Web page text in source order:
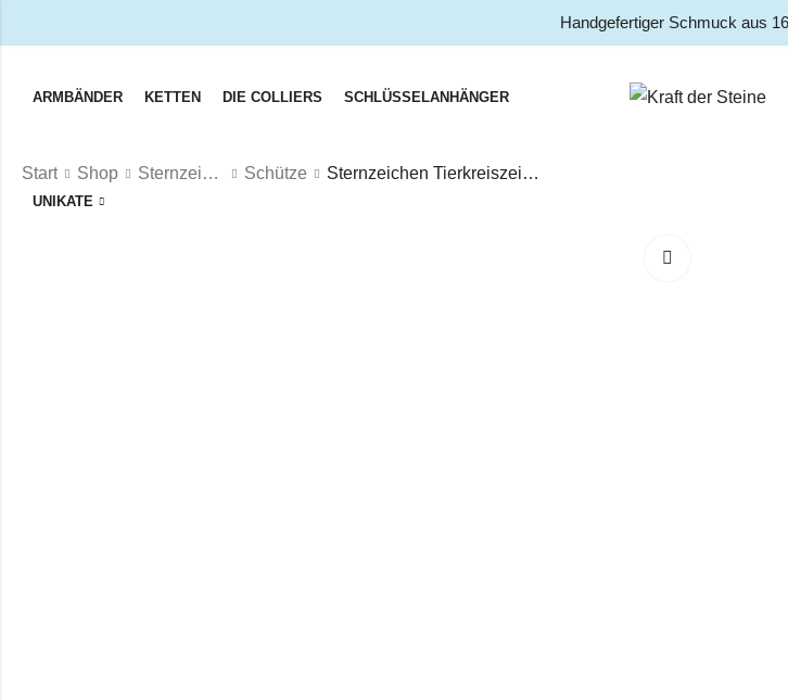
Handgefertiger Schmuck aus
ARMBÄNDER KETTEN DIE COLLIERS SCHLÜSSELANHÄNGER
UNIKATE
Start Shop Sternzeichen Schütze Sternzeichen Tierkreiszeichen Schütze Silber Armband 3 Heilsteine